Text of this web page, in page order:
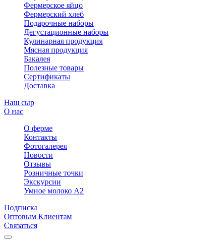
Фермерское яйцо
Фермерский хлеб
Подарочные наборы
Дегустационные наборы
Кулинарная продукция
Мясная продукция
Бакалея
Полезные товары
Сертификаты
Доставка
Наш сыр
О нас
О ферме
Контакты
Фотогалерея
Новости
Отзывы
Розничные точки
Экскурсии
Умное молоко А2
Подписка
Оптовым Клиентам
Связаться